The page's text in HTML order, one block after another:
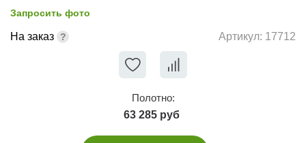
Запросить фото
На заказ Артикул: 17712
Полотно:
63 285 руб